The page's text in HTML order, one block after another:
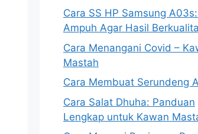
Cara SS HP Samsung
Ampuh Agar Hasil
Cara Menangani Covid –
Mastah
Cara Membuat Serundeng
Cara Salat Dhuha: Panduan
Lengkap untuk Kawan